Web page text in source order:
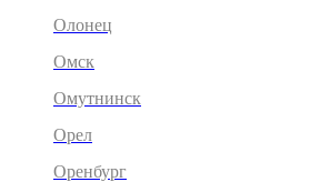
Олонец
Омск
Омутнинск
Орел
Оренбург